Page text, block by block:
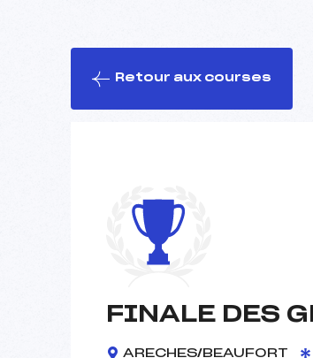
Retour aux courses
FINALE DES
ARECHES/BEAUFORT